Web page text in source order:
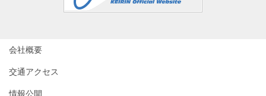
会社概要
交通アクセス
情報公開